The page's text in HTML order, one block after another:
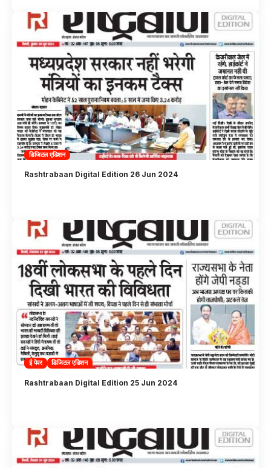
डिजिटल एडिशन
Rashtrabaan Digital Edition 26 Jun 2024
ई पेपर डिजिटल एडिशन
Rashtrabaan Digital Edition 25 Jun 2024